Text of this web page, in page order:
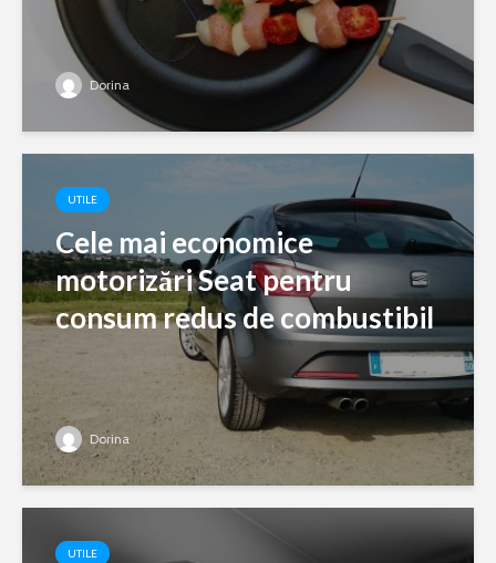
Dorina
UTILE
Cele mai economice
motorizări Seat pentru
consum redus de combustibil
Dorina
UTILE